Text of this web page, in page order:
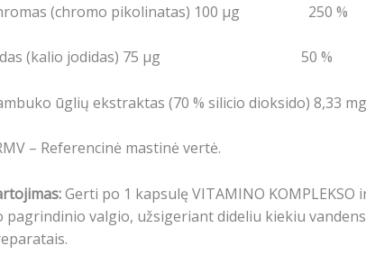
(chromo pikolinatas) 100 μg 250 %
(kalio jodidas) 75 μg 50 %
ūglių ekstraktas (70 % silicio dioksido) 8,33 mg
– Referencinė mastinė vertė.
Gerti po 1 kapsulę VITAMINO KOMPLEKSO
pagrindinio valgio, užsigeriant dideliu kiekiu